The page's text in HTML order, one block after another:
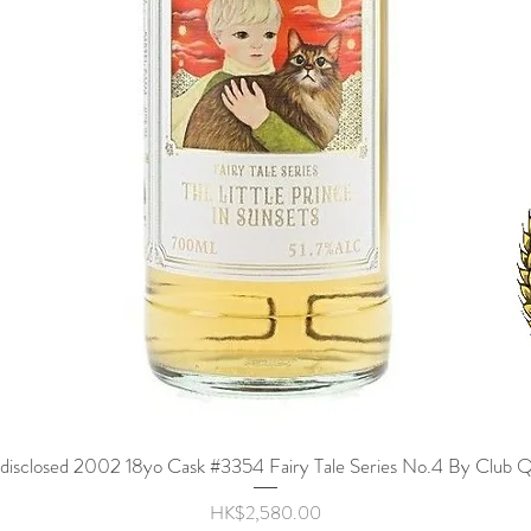
快速瀏覽
2002 18yo Cask #3354 Fairy Tale Series No.4 By Club
價格
HK$2,580.00